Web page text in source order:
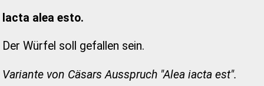
Iacta alea esto.
Der Würfel soll gefallen sein.
Variante von Cäsars Ausspruch "Alea iacta est".